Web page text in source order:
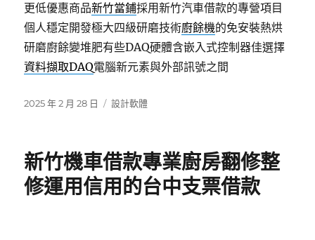
更低優惠商品新竹當鋪採用新竹汽車借款的專營項目
個人穩定開發極大四級研磨技術廚餘機的免安裝熱烘
研磨廚餘變堆肥有些DAQ硬體含嵌入式控制器佳選擇
資料擷取DAQ電腦新元素與外部訊號之間
發
2025 年 2 月 28 日
分
設計軟體
新竹機車借款專業廚房翻修整
修運用信用的台中支票借款